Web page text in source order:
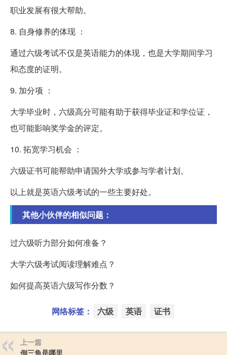
职业发展有很大帮助。
8. 自身修养的体现 ：
通过六级考试不仅是英语能力的体现，也是大学期间学习
和态度的证明。
9. 加分项 ：
大学毕业时，六级高分可能有助于获得毕业证和学位证，
也可能影响奖学金的评定。
10. 拓宽学习机会 ：
六级证书可能帮助申请国外大学或参与学者计划。
以上就是英语六级考试的一些主要好处。
其他小伙伴的相似问题：
过六级听力部分如何准备？
大学六级考试阅读理解难点？
如何提高英语六级写作分数？
网络标签： 六级 英语 证书
上一篇
倒三角是哪里